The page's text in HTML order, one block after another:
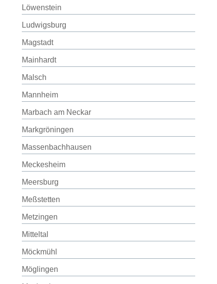
Löwenstein
Ludwigsburg
Magstadt
Mainhardt
Malsch
Mannheim
Marbach am Neckar
Markgröningen
Massenbachhausen
Meckesheim
Meersburg
Meßstetten
Metzingen
Mitteltal
Möckmühl
Möglingen